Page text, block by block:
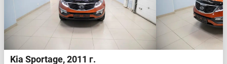
Kia Sportage, 2011 г.